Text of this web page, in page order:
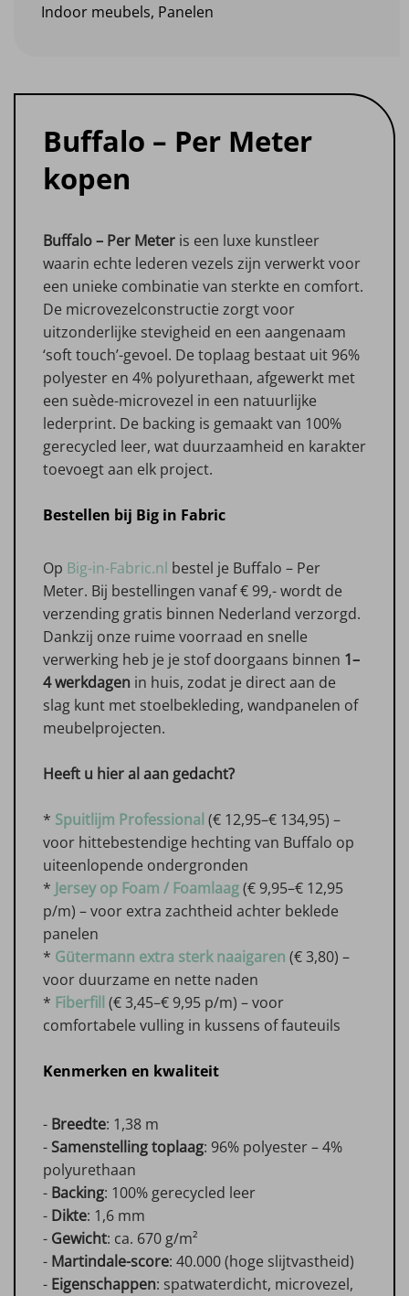
Indoor meubels, Panelen
Buffalo – Per Meter
kopen
Buffalo – Per Meter is een luxe kunstleer
waarin echte lederen vezels zijn verwerkt voor
een unieke combinatie van sterkte en comfort.
De microvezelconstructie zorgt voor
uitzonderlijke stevigheid en een aangenaam
‘soft touch’-gevoel. De toplaag bestaat uit 96%
polyester en 4% polyurethaan, afgewerkt met
een suède-microvezel in een natuurlijke
lederprint. De backing is gemaakt van 100%
gerecycled leer, wat duurzaamheid en karakter
toevoegt aan elk project.
Bestellen bij Big in Fabric
Op Big-in-Fabric.nl bestel je Buffalo – Per
Meter. Bij bestellingen vanaf € 99,- wordt de
verzending gratis binnen Nederland verzorgd.
Dankzij onze ruime voorraad en snelle
verwerking heb je je stof doorgaans binnen 1–
4 werkdagen in huis, zodat je direct aan de
slag kunt met stoelbekleding, wandpanelen of
meubelprojecten.
Heeft u hier al aan gedacht?
* Spuitlijm Professional (€ 12,95–€ 134,95) –
voor hittebestendige hechting van Buffalo op
uiteenlopende ondergronden
* Jersey op Foam / Foamlaag(€ 9,95–€ 12,95
p/m) – voor extra zachtheid achter beklede
panelen
* Gütermann extra sterk naaigaren (€ 3,80) –
voor duurzame en nette naden
* Fiberfill (€ 3,45–€ 9,95 p/m) – voor
comfortabele vulling in kussens of fauteuils
Kenmerken en kwaliteit
- Breedte: 1,38 m
-Samenstelling toplaag: 96% polyester – 4%
polyurethaan
- Backing: 100% gerecycled leer
- Dikte: 1,6 mm
- Gewicht: ca. 670 g/m²
- Martindale-score: 40.000 (hoge slijtvastheid)
- Eigenschappen: spatwaterdicht, microvezel,